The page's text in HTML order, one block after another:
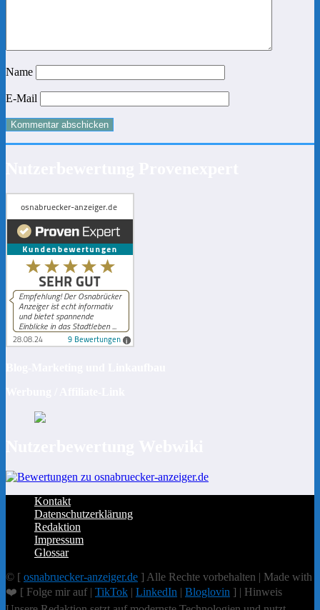
Name
E-Mail
Kontakt
Datenschutzerklärung
Redaktion
Impressum
Glossar
© [ osnabruecker-anzeiger.de ] Alle Rechte vorbehalten | Made with
❤️ [ Folge mir auf | TikTok | LinkedIn | Bloglovin ] | Hinweis